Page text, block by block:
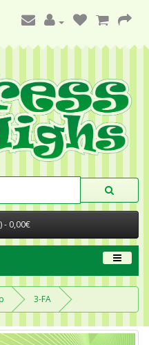
- 0,00€
3-FA